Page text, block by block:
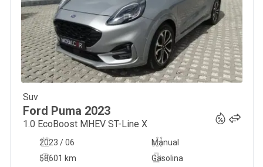
Suv
Ford Puma 2023
1.0 EcoBoost MHEV ST-Line X
2023 / 06
Manual
58601 km
Gasolina